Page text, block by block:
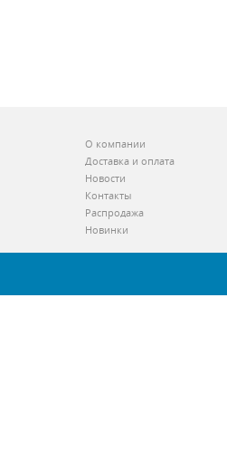
О компании
Доставка и оплата
Новости
Контакты
Распродажа
Новинки